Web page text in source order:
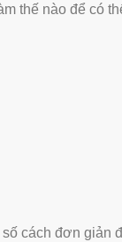
thế nào để có
cách đơn giản